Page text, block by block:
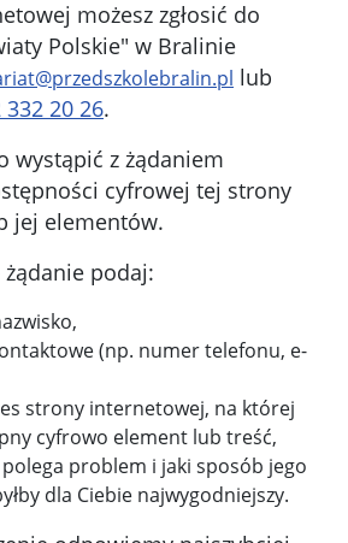
możesz zgłosić do
Polskie" w Bralinie
lub
332 20 26.
wystąpić z żądaniem
cyfrowej tej strony
jej elementów.
żądanie podaj:
(np. numer telefonu, e-
strony internetowej, na której
cyfrowo element lub treść,
problem i jaki sposób jego
dla Ciebie najwygodniejszy.